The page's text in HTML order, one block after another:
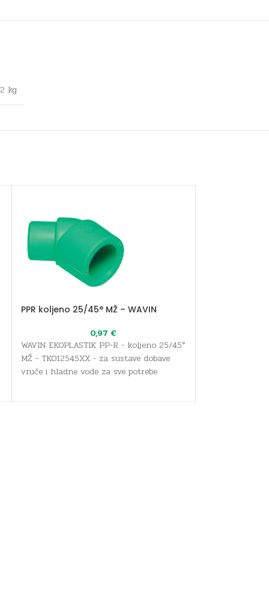
kg
PPR koljeno 25/45° MŽ – WAVIN
0,97 €
WAVIN EKOPLASTIK PP-R - koljeno 25/45°
MŽ - TKO12545XX - za sustave dobave
vruće i hladne vode za sve potrebe